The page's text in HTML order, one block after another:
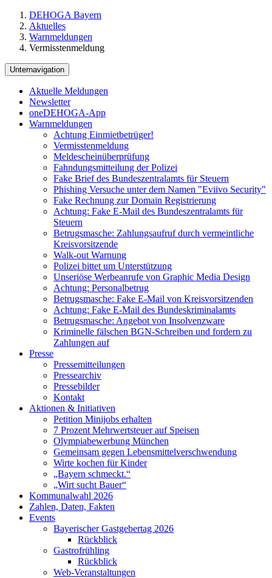
DEHOGA Bayern
Aktuelles
Warnmeldungen
Vermisstenmeldung
Unternavigation
Aktuelle Meldungen
Newsletter
oneDEHOGA-App
Warnmeldungen
Achtung Einmietbetrüger!
Vermisstenmeldung
Meldescheinüberprüfung
Fahndungsmitteilung der Polizei
Fake Brief des Bundeszentralamts für Steuern
Phishing Versuche unter dem Namen "Eviivo Security"
Fake Rechnung zur Domain Registrierung
Achtung: Fake E-Mail des Bundeszentralamts für
Steuern
Betrugsmasche: Zahlungsaufruf durch vermeintliche
Kreisvorsitzende
Walk-out Warnung
Polizei bittet um Unterstützung
Unseriöse Werbeanrufe von Graphic Media Design
Achtung: Personalbetrug
Betrugsmasche: Fake E-Mail von Kreisvorsitzenden
Achtung: Fake E-Mail des Bundeskriminalamts
Betrugsmasche: Angebot von Insolvenzware
Kriminelle fälschen BGN-Schreiben und fordern zu
Zahlungen auf
Presse
Pressemitteilungen
Pressearchiv
Pressebilder
Kontakt
Aktionen & Initiativen
Petition Minijobs erhalten
7 Prozent Mehrwertsteuer auf Speisen
Olympiabewerbung München
Gemeinsam gegen Lebensmittelverschwendung
Wirte kochen für Kinder
„Bayern schmeckt.“
„Wirt sucht Bauer“
Kommunalwahl 2026
Zahlen, Daten, Fakten
Events
Bayerischer Gastgebertag 2026
Rückblick
Gastrofrühling
Rückblick
Web-Veranstaltungen